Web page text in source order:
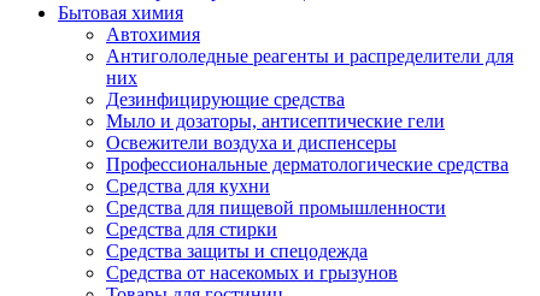
Бытовая химия
Автохимия
Антигололедные реагенты и распределители для
них
Дезинфицирующие средства
Мыло и дозаторы, антисептические гели
Освежители воздуха и диспенсеры
Профессиональные дерматологические средства
Средства для кухни
Средства для пищевой промышленности
Средства для стирки
Средства защиты и спецодежда
Средства от насекомых и грызунов